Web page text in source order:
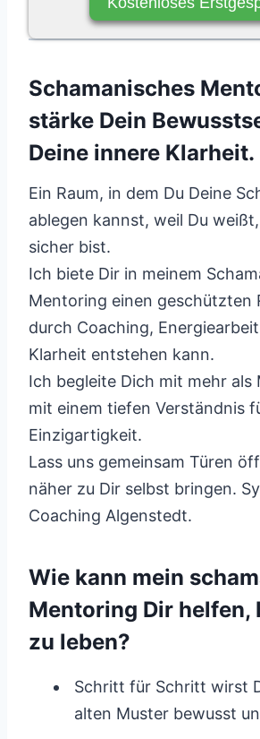
Schamanisches
stärke Dein
Deine innere Klarheit.
Ein Raum, in dem Du Deine
ablegen kannst, weil Du
sicher bist.
Ich biete Dir in meinem
Mentoring einen geschützten
durch Coaching,
Klarheit entstehen kann.
Ich begleite Dich mit mehr als
mit einem tiefen Verständnis
Einzigartigkeit.
Lass uns gemeinsam Türen
näher zu Dir selbst bringen.
Coaching Algenstedt.
Wie kann mein
Mentoring Dir helfen,
zu leben?
Schritt für Schritt wirst
alten Muster bewusst